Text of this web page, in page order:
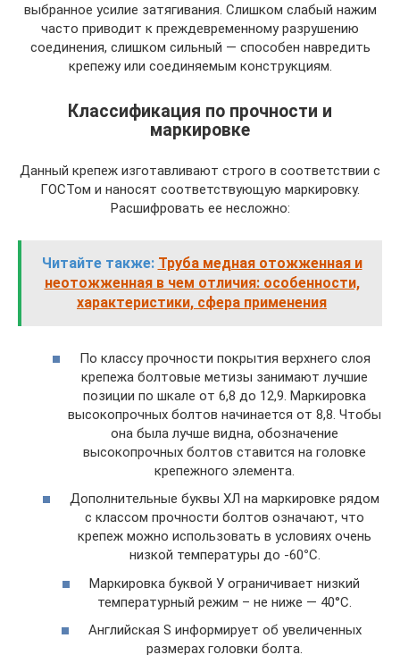
выбранное усилие затягивания. Слишком слабый нажим
часто приводит к преждевременному разрушению
соединения, слишком сильный — способен навредить
крепежу или соединяемым конструкциям.
Классификация по прочности и
маркировке
Данный крепеж изготавливают строго в соответствии с
ГОСТом и наносят соответствующую маркировку.
Расшифровать ее несложно:
Читайте также: Труба медная отожженная и
неотожженная в чем отличия: особенности,
характеристики, сфера применения
По классу прочности покрытия верхнего слоя
крепежа болтовые метизы занимают лучшие
позиции по шкале от 6,8 до 12,9. Маркировка
высокопрочных болтов начинается от 8,8. Чтобы
она была лучше видна, обозначение
высокопрочных болтов ставится на головке
крепежного элемента.
Дополнительные буквы ХЛ на маркировке рядом
с классом прочности болтов означают, что
крепеж можно использовать в условиях очень
низкой температуры до -60°С.
Маркировка буквой У ограничивает низкий
температурный режим – не ниже — 40°С.
Английская S информирует об увеличенных
размерах головки болта.